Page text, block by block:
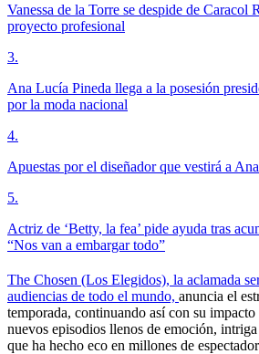
Vanessa de la Torre se despide de Caracol
proyecto profesional
3.
Ana Lucía Pineda llega a la posesión
por la moda nacional
4.
Apuestas por el diseñador que vestirá a
5.
Actriz de ‘Betty, la fea’ pide ayuda tras
“Nos van a embargar todo”
The Chosen (Los Elegidos), la aclamada
audiencias de todo el mundo, anuncia el
temporada, continuando así con su
nuevos episodios llenos de emoción,
que ha hecho eco en millones de